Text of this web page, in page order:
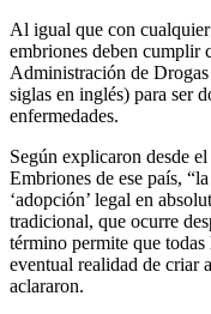
Al igual que con
embriones deben cumplir
Administración de
siglas en inglés) para ser
enfermedades.
Según explicaron desde
Embriones de ese país,
‘adopción’ legal en
tradicional, que ocurre
término permite que
eventual realidad de criar
aclararon.